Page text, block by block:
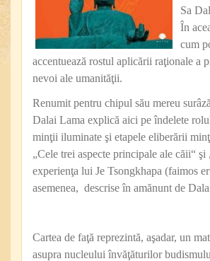
Sa
În
cum
accentuează rostul aplicării raţionale a
nevoi ale umanităţii.
Renumit pentru chipul său mereu
Dalai Lama explică aici pe îndelete
minţii iluminate şi etapele eliberării
„Cele trei aspecte principale ale căii“
experienţa lui Je Tsongkhapa (faimos
asemenea, descrise în amănunt de
Cartea de faţă reprezintă, aşadar, un
asupra nucleului învăţăturilor